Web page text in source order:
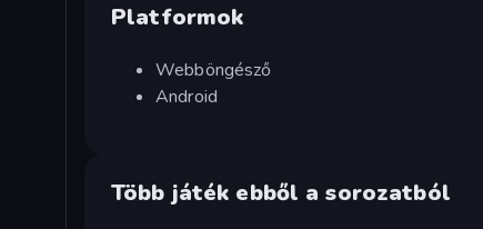
Platformok
Webböngésző
Android
Több játék ebből a sorozatból